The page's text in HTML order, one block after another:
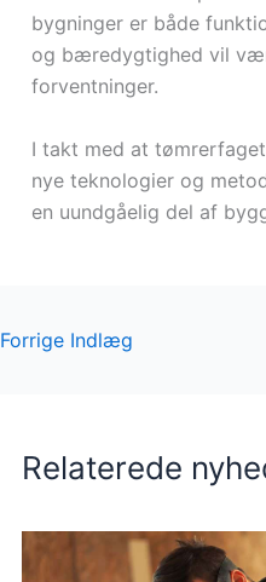
bygninger er både
og bæredygtighed vil
forventninger.
I takt med at
nye teknologier og
en uundgåelig del af
Forrige Indlæg
Relaterede